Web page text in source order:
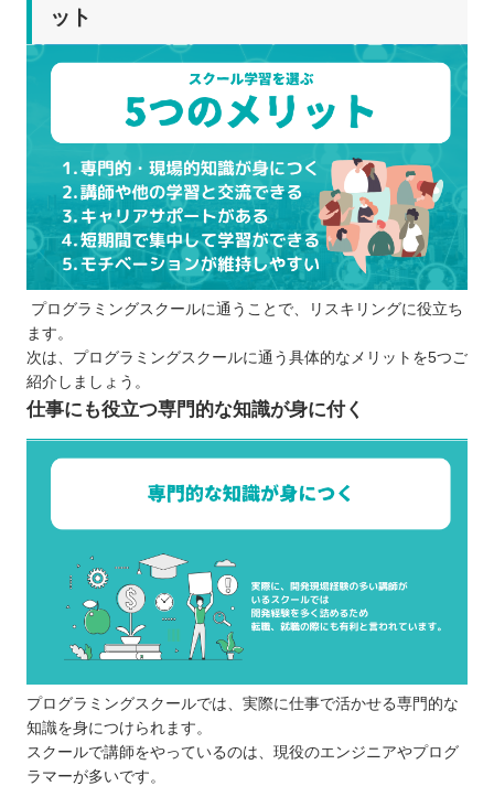
ット
プログラミングスクールに通うことで、リスキリングに役立ち
ます。
次は、プログラミングスクールに通う具体的なメリットを5つご
紹介しましょう。
仕事にも役立つ専門的な知識が身に付く
プログラミングスクールでは、実際に仕事で活かせる専門的な
知識を身につけられます。
スクールで講師をやっているのは、現役のエンジニアやプログ
ラマーが多いです。